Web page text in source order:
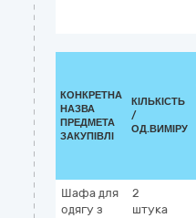
КОНКРЕТНА
НАЗВА
ПРЕДМЕТА
ЗАКУПІВЛІ
КІЛЬКІСТЬ
/
ОД.ВИМІРУ
Шафа для
одягу з
2
штука